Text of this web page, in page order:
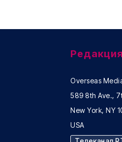
Редакция
Overseas
589 8th Ave.,
New York, NY
USA